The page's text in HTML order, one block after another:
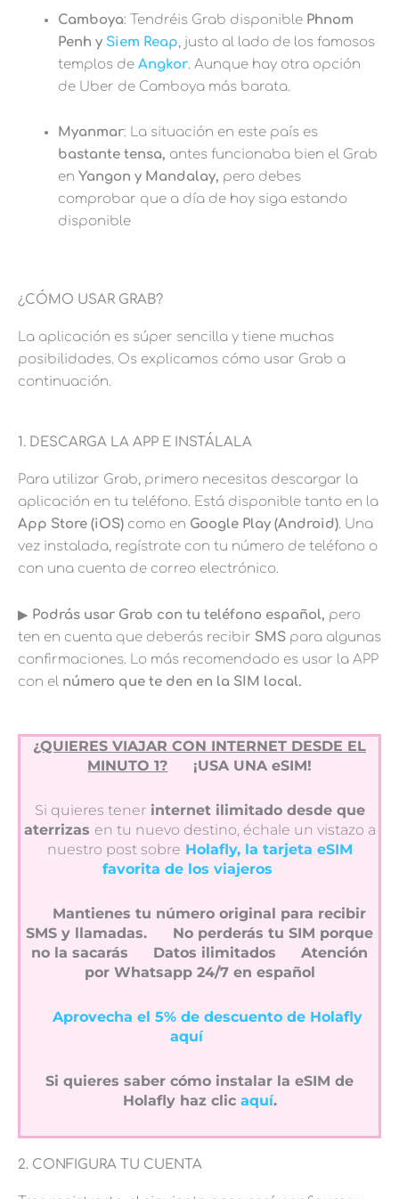
Camboya: Tendréis Grab disponible Phnom
Penh y Siem Reap, justo al lado de los famosos
templos de Angkor. Aunque hay otra opción
de Uber de Camboya más barata.
Myanmar: La situación en este país es
bastante tensa, antes funcionaba bien el Grab
en Yangon y Mandalay, pero debes
comprobar que a día de hoy siga estando
disponible
¿CÓMO USAR GRAB?
La aplicación es súper sencilla y tiene muchas
posibilidades. Os explicamos cómo usar Grab a
continuación.
1. DESCARGA LA APP E INSTÁLALA
Para utilizar Grab, primero necesitas descargar la
aplicación en tu teléfono. Está disponible tanto en la
App Store (iOS) como en Google Play (Android). Una
vez instalada, regístrate con tu número de teléfono o
con una cuenta de correo electrónico.
▶︎ Podrás usar Grab con tu teléfono español, pero
ten en cuenta que deberás recibir SMS para algunas
confirmaciones. Lo más recomendado es usar la APP
con el número que te den en la SIM local.
¿QUIERES VIAJAR CON INTERNET DESDE EL
MINUTO 1?
¡USA UNA eSIM!
Si quieres tenerinternet ilimitado desde que
aterrizas en tu nuevo destino, échale un vistazo a
nuestro post sobre Holafly, la tarjeta eSIM
favorita de los viajeros
Mantienes tu número original para recibir
SMS y llamadas.
No perderás tu SIM porque
no la sacarás
Datos ilimitados
Atención
por Whatsapp 24/7 en español
Aprovecha el 5% de descuento de Holafly
aquí
Si quieres saber cómo instalar la eSIM de
Holafly haz clic aquí.
2. CONFIGURA TU CUENTA